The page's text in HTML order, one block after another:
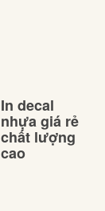
In decal
nhựa giá rẻ
chất lượng
cao